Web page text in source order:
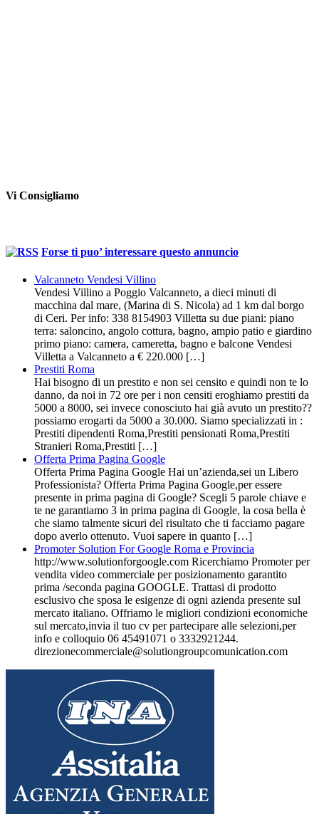
Vi Consigliamo
Forse ti puo’ interessare questo annuncio
Valcanneto Vendesi Villino
Vendesi Villino a Poggio Valcanneto, a dieci minuti di
macchina dal mare, (Marina di S. Nicola) ad 1 km dal borgo
di Ceri. Per info: 338 8154903 Villetta su due piani: piano
terra: saloncino, angolo cottura, bagno, ampio patio e giardino
primo piano: camera, cameretta, bagno e balcone Vendesi
Villetta a Valcanneto a € 220.000 […]
Prestiti Roma
Hai bisogno di un prestito e non sei censito e quindi non te lo
danno, da noi in 72 ore per i non censiti eroghiamo prestiti da
5000 a 8000, sei invece conosciuto hai già avuto un prestito??
possiamo erogarti da 5000 a 30.000. Siamo specializzati in :
Prestiti dipendenti Roma,Prestiti pensionati Roma,Prestiti
Stranieri Roma,Prestiti […]
Offerta Prima Pagina Google
Offerta Prima Pagina Google Hai un’azienda,sei un Libero
Professionista? Offerta Prima Pagina Google,per essere
presente in prima pagina di Google? Scegli 5 parole chiave e
te ne garantiamo 3 in prima pagina di Google, la cosa bella è
che siamo talmente sicuri del risultato che ti facciamo pagare
dopo averlo ottenuto. Vuoi sapere in quanto […]
Promoter Solution For Google Roma e Provincia
http://www.solutionforgoogle.com Ricerchiamo Promoter per
vendita video commerciale per posizionamento garantito
prima /seconda pagina GOOGLE. Trattasi di prodotto
esclusivo che sposa le esigenze di ogni azienda presente sul
mercato italiano. Offriamo le migliori condizioni economiche
sul mercato,invia il tuo cv per partecipare alle selezioni,per
info e colloquio 06 45491071 o 3332921244.
direzionecommerciale@solutiongroupcomunication.com